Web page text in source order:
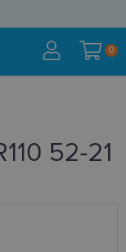
0
52-21